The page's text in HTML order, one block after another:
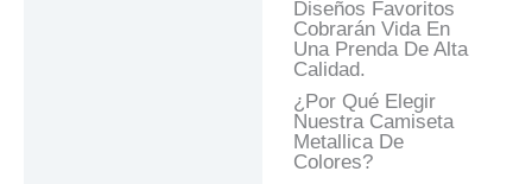
Diseños Favoritos
Cobrarán Vida En
Una Prenda De Alta
Calidad.
¿Por Qué Elegir
Nuestra Camiseta
Metallica De
Colores?